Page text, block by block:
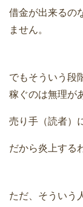
借金が出来るの
ません。
でもそういう段
稼ぐのは無理が
売り手（読者）
だから炎上する
ただ、そういう